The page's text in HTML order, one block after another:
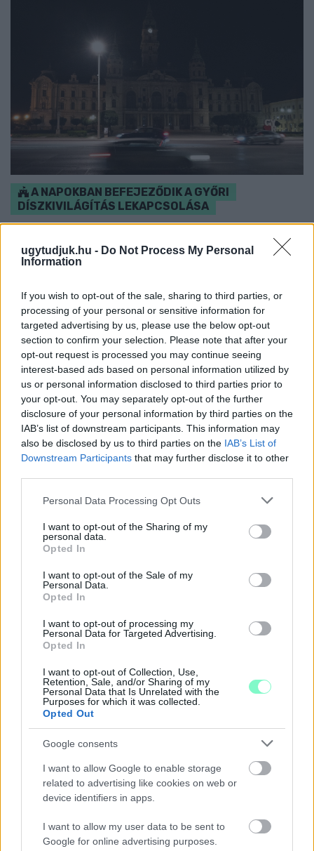
ugytudjuk.hu - Do Not Process My Personal
Information
If you wish to opt-out of the sale, sharing to third parties, or
processing of your personal or sensitive information for
targeted advertising by us, please use the below opt-out
section to confirm your selection. Please note that after your
opt-out request is processed you may continue seeing
interest-based ads based on personal information utilized by
us or personal information disclosed to third parties prior to
your opt-out. You may separately opt-out of the further
disclosure of your personal information by third parties on the
IAB’s list of downstream participants. This information may
also be disclosed by us to third parties on the IAB’s List of
Downstream Participants that may further disclose it to other
Please note that this website/app uses one or more Google
not limited to your visit or usage behaviour. You may click to
grant or deny consent to Google and its third-party tags to
use your data for below specified purposes in below Google
consent section.
Personal Data Processing Opt Outs
I want to opt-out of the Sharing of my
personal data.
Opted In
I want to opt-out of the Sale of my
Personal Data.
Opted In
I want to opt-out of processing my
Personal Data for Targeted Advertising.
Opted In
I want to opt-out of Collection, Use,
Retention, Sale, and/or Sharing of my
Personal Data that Is Unrelated with the
Purposes for which it was collected.
Opted Out
Google consents
I want to allow Google to enable storage
related to advertising like cookies on web or
device identifiers in apps.
I want to allow my user data to be sent to
Google for online advertising purposes.
A NAPOKBAN BEFEJEZŐDIK A GYŐRI
DÍSZKIVILÁGÍTÁS LEKAPCSOLÁSA
kezelésében lévő épületek egy részét is érinti az intézkedés.
KÁNIKULA-AKTUÁL: MEGHOSSZABBÍTOTTÁK A
HŐSÉGRIASZTÁST, A KÖVETKEZŐ 48 ÓRA LEHET A
LEGKRITIKUSABB AZ ENERGIAELLÁTÁS
SZEMPONTJÁBÓL, DE AZ UTOLSÓ PAKSI TURBINA
EGYELŐRE KITART
villamosenergia-rendszere, de továbbra is takarékosságra kérik
a lakosságot és a nagyfogyasztókat.